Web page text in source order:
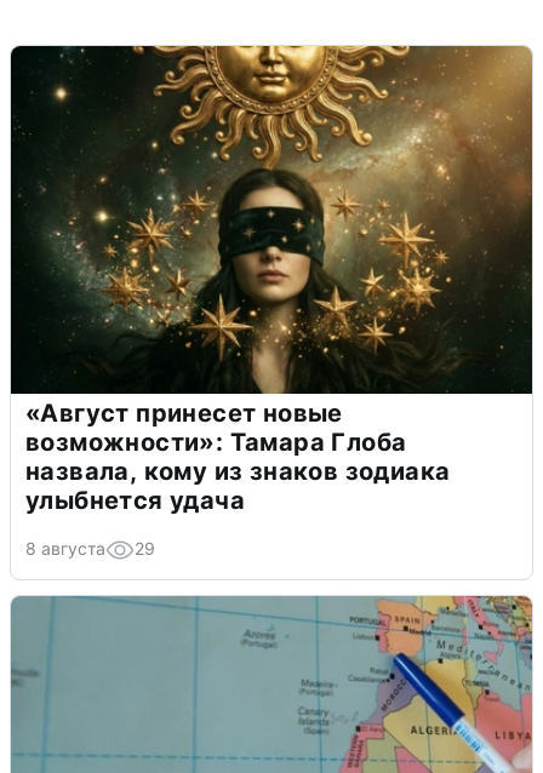
«Август принесет новые
возможности»: Тамара Глоба
назвала, кому из знаков зодиака
улыбнется удача
8 августа 29